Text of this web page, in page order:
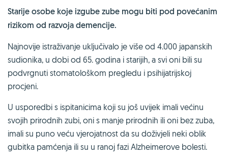
Starije osobe koje izgube zube mogu biti pod povećanim
rizikom od razvoja demencije.
Najnovije istraživanje uključivalo je više od 4.000 japanskih
sudionika, u dobi od 65. godina i starijih, a svi oni bili su
podvrgnuti stomatološkom pregledu i psihijatrijskoj
procjeni.
U usporedbi s ispitanicima koji su još uvijek imali većinu
svojih prirodnih zubi, oni s manje prirodnih ili oni bez zuba,
imali su puno veću vjerojatnost da su doživjeli neki oblik
gubitka pamćenja ili su u ranoj fazi Alzheimerove bolesti.